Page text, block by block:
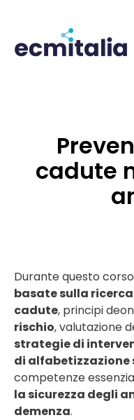
contenuto
cadute
Durante questo
basate sulla
cadute, principi
rischio, valutazione
strategie di
di
competenze
la sicurezza degli
demenza.